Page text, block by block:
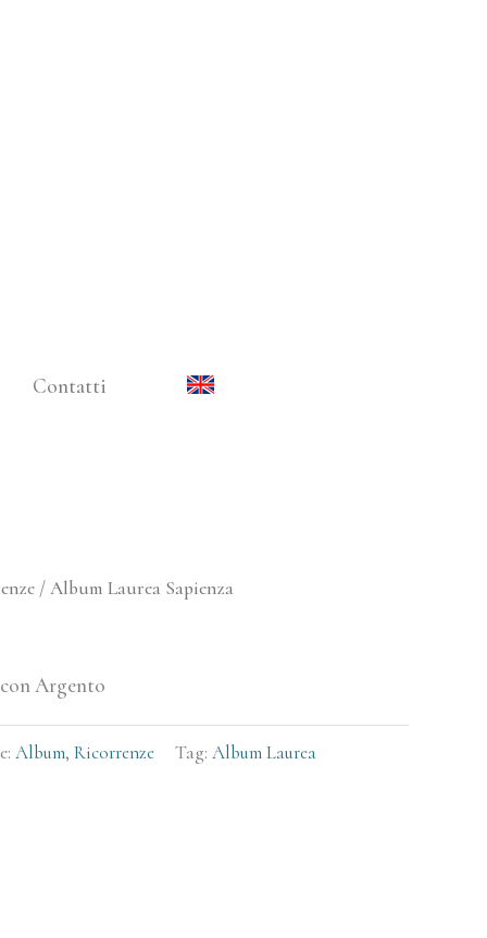
Contatti
/ Album Laurea Sapienza
Argento
Album, Ricorrenze Tag: Album Laurea